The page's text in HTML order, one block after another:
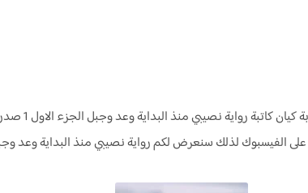
نصيبي
على الفيسبوك لذلك سنعرض لكمروايةنصيبي منذ البداية وعد